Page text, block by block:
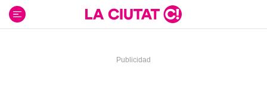
contenido